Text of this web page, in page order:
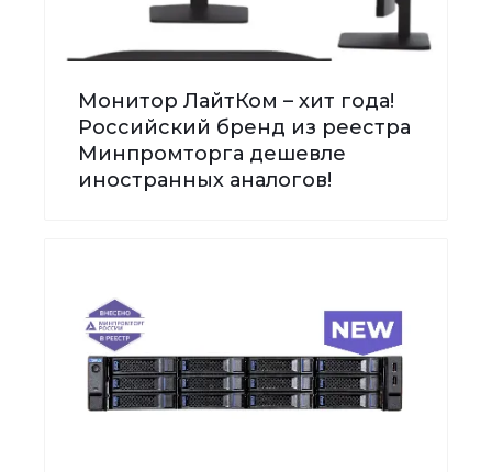
Монитор ЛайтКом – хит года!
Российский бренд из реестра
Минпромторга дешевле
иностранных аналогов!